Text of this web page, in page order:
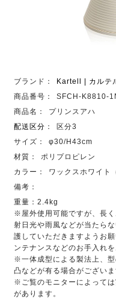
ブランド：
Kartell | カルテ
商品番号：
SFCH-K8810-
商品名：
プリンスアハ
配送区分 ：
区分3
サイズ：
φ30/H43cm
材質：
ポリプロピレン
カラー：
ワックスホワイト
備考：
重量：2.4kg
※屋外使用可能ですが、長
射日光や雨風などが当たら
護していただきますようお
ンテナンスなどのお手入れを
※一体成型による製法上、
凸などが有る場合がございま
※ご覧のモニターによって
があります。